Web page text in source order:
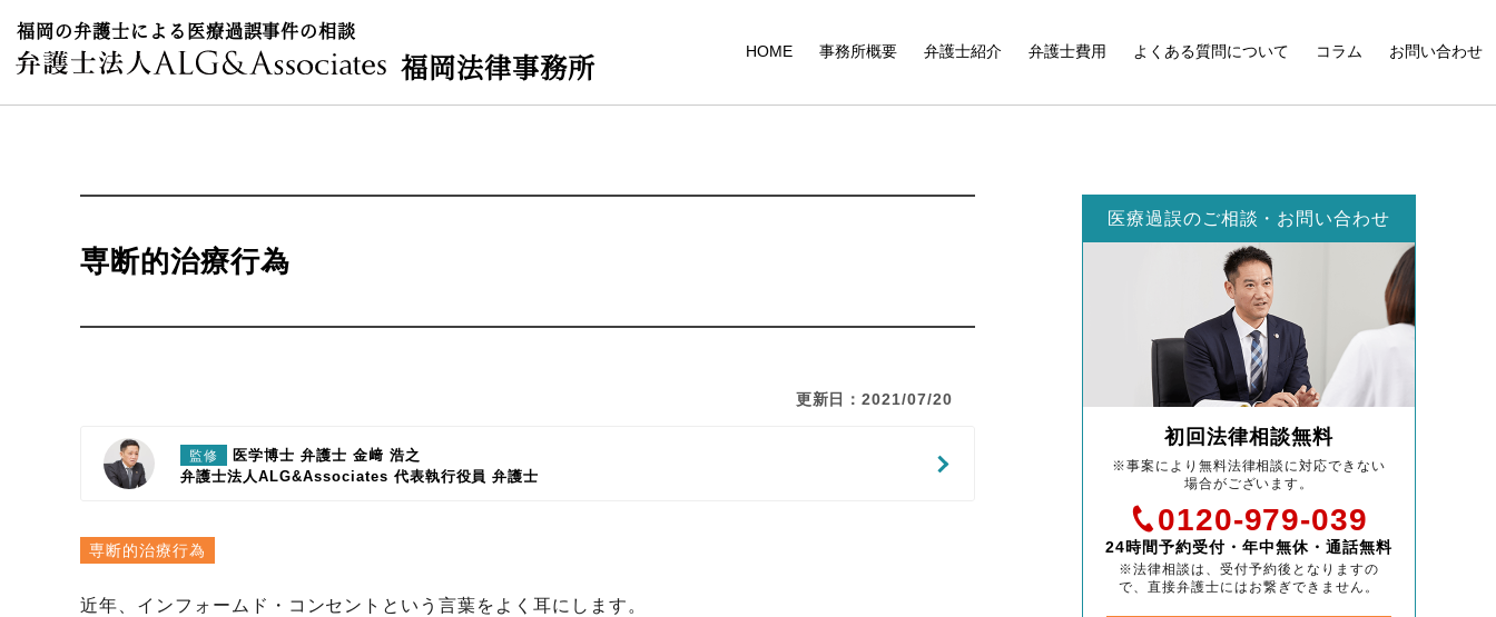
福岡の弁護士による医療過誤事件の相談
福岡法律事務所 HOME 事務所概要 弁護士紹介 弁護士費用 よくある質問について コラム お問い合わせ
専断的治療行為
更新日：2021/07/20
監修
医学博士 弁護士 金﨑 浩之
弁護士法人ALG&Associates 代表執行役員弁護士
専断的治療行為
近年、インフォームド・コンセントという言葉をよく耳にします。
医療過誤のご相談・お問い合わせ
初回法律相談無料
※事案により無料法律相談に対応できない
場合がございます。
0120-979-039
24時間予約受付・年中無休・通話無料
※法律相談は、受付予約後となりますの
で、直接弁護士にはお繋ぎできません。